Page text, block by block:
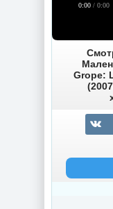
0:00 / 0:00
Grope: